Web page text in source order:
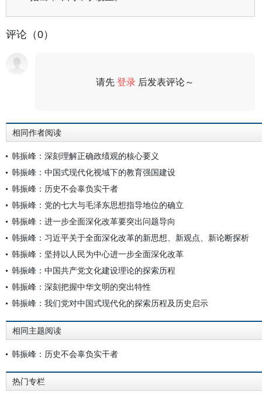
评论（0）
请先登录 后发表评论～
相同作者阅读
韩振峰：深刻理解正确政绩观的核心要义
韩振峰：中国式现代化视域下的教育强国建设
韩振峰：历史不会辜负实干者
韩振峰：党的七大与毛泽东思想指导地位的确立
韩振峰：进一步全面深化改革要突出问题导向
韩振峰：习近平关于全面深化改革的新思想、新观点、新论断探析
韩振峰：坚持以人民为中心进一步全面深化改革
韩振峰：中国共产党文化建设理论的探索历程
韩振峰：深刻把握中华文明的突出特性
韩振峰：我们党对中国式现代化的探索历程及历史启示
相同主题阅读
韩振峰：历史不会辜负实干者
热门专栏